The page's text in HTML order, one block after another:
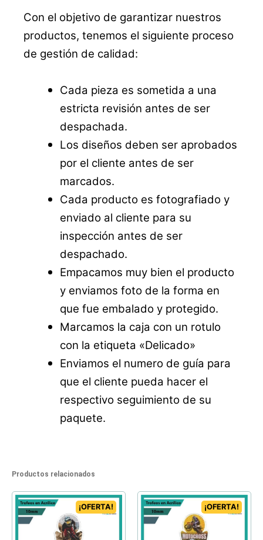
Con el objetivo de garantizar nuestros
productos, tenemos el siguiente proceso
de gestión de calidad:
Cada pieza es sometida a una
estricta revisión antes de ser
despachada.
Los diseños deben ser aprobados
por el cliente antes de ser
marcados.
Cada producto es fotografiado y
enviado al cliente para su
inspección antes de ser
despachado.
Empacamos muy bien el producto
y enviamos foto de la forma en
que fue embalado y protegido.
Marcamos la caja con un rotulo
con la etiqueta «Delicado»
Enviamos el numero de guía para
que el cliente pueda hacer el
respectivo seguimiento de su
paquete.
Productos relacionados
¡OFERTA! ¡OFERTA!